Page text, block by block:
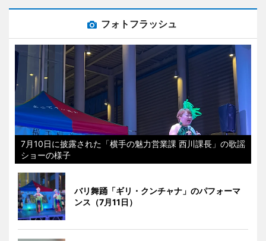
フォトフラッシュ
7月10日に披露された「横手の魅力営業課 西川課長」の歌謡
ショーの様子
バリ舞踊「ギリ・クンチャナ」のパフォーマ
ンス（7月11日）